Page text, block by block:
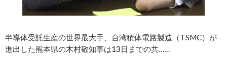
半導体受託生産の世界最大手、台湾積体電路製造（TSMC）が
進出した熊本県の木村敬知事は13日までの共……